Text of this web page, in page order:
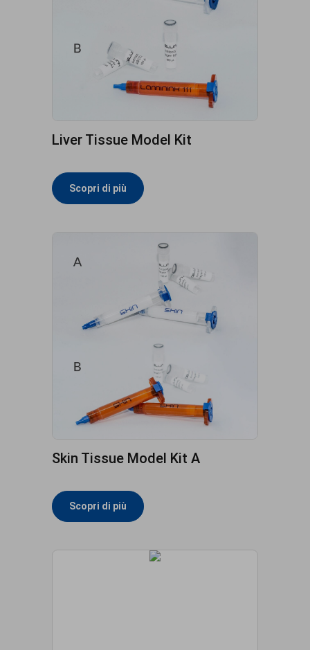
Liver Tissue Model Kit
Scopri di più
Skin Tissue Model Kit A
Scopri di più